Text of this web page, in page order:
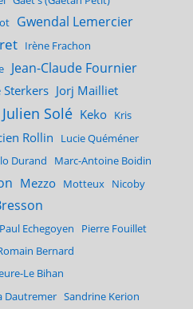
Gwendal Lemercier
Irène Frachon
Jean-Claude Fournier
Sterkers Jorj Mailliet
Julien Solé Keko Kris
Rollin
Lucie Quéméner
Durand
Marc-Antoine Boidin
Mezzo Motteux Nicoby
Paul Echegoyen
Pierre Fouillet
Bernard
Le Bihan
Dautremer Sandrine Kerion